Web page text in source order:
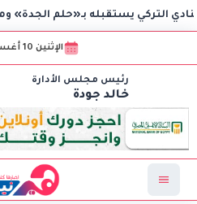
بـ«حلم الجدة» ومائدة البحر
الإثنين 10 أغسطس 2026
رئيس مجلس الأدارة
خالد جودة